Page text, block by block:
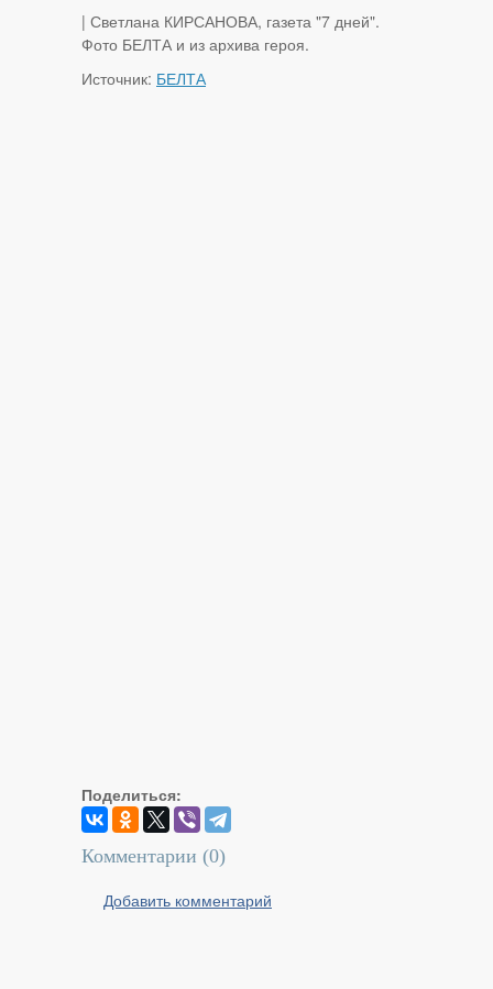
| Светлана КИРСАНОВА, газета "7 дней".
Фото БЕЛТА и из архива героя.
Источник: БЕЛТА
Поделиться:
Комментарии (0)
Добавить комментарий